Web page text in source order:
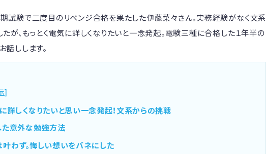
試験で二度目のリベンジ合格を果たした伊藤菜々さん。実務経験がなく文系
が、もっとく電気に詳しくなりたいと一念発起。電験三種に合格した１年半の
しします。
]
詳しくなりたいと思い一念発起！文系からの挑戦
意外な勉強方法
わず。悔しい想いをバネにした